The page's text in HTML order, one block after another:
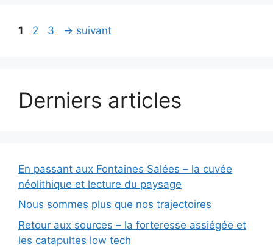
Page
1 Page
2 Page
3 → suivant
Derniers articles
En passant aux Fontaines Salées – la cuvée
néolithique et lecture du paysage
Nous sommes plus que nos trajectoires
Retour aux sources – la forteresse assiégée et
les catapultes low tech